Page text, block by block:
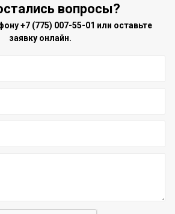
вопросы?
+7 (775) 007-55-01 или оставьте
заявку онлайн.